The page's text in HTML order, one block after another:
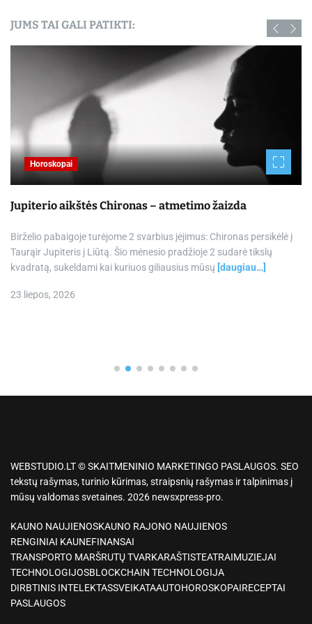
JUMS TAI GALI PATIKTI:
Horoskopai
Jupiterio aikštės Chironas – atmetimo žaizda
Birželio pabaigoje turėjome 2 svarbius įėjimus: Chironas persikėlė į
Taurąir Jupiteris į Liūtą. Šio mėnesio pradžioje 2 sudarė tikslų
kvadratą, sukeldami kai kuriuos giliausius mūsų [daugiau…]
23 liepos, 2026
WEBSTUDIO.LT © SKAITMENINIO MARKETINGO PASLAUGOS. SEO
tekstų rašymas, turinio kūrimas, straipsnių rašymas ir talpinimas į
mūsų valdomas svetaines. 2026 newsxpress-pro.
KAUNO NAUJIENOSKAUNO RAJONO NAUJIENOS
RENGINIAI KAUNEFINANSAI
TRANSPORTO MARŠRUTŲ TVARKARAŠTISTEATRAIMUZIEJAI
TECHNOLOGIJOSBLOCKCHAIN TECHNOLOGIJA
DIRBTINIS INTELEKTASSVEIKATAAUTOHOROSKOPAIRECEPTAI
PASLAUGOS